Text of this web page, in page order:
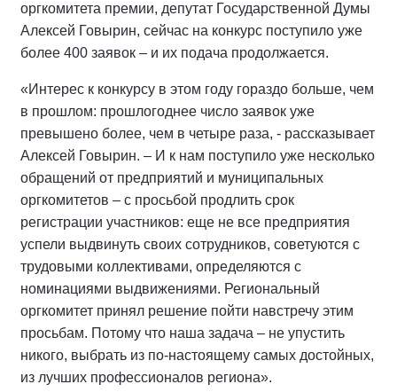
оргкомитета премии, депутат Государственной Думы
Алексей Говырин, сейчас на конкурс поступило уже
более 400 заявок – и их подача продолжается.
«Интерес к конкурсу в этом году гораздо больше, чем
в прошлом: прошлогоднее число заявок уже
превышено более, чем в четыре раза, - рассказывает
Алексей Говырин. – И к нам поступило уже несколько
обращений от предприятий и муниципальных
оргкомитетов – с просьбой продлить срок
регистрации участников: еще не все предприятия
успели выдвинуть своих сотрудников, советуются с
трудовыми коллективами, определяются с
номинациями выдвижениями. Региональный
оргкомитет принял решение пойти навстречу этим
просьбам. Потому что наша задача – не упустить
никого, выбрать из по-настоящему самых достойных,
из лучших профессионалов региона».